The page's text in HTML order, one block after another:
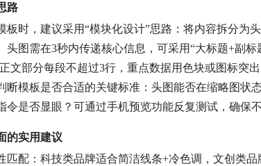
路
板时，建议采用“模块化设计”思路：将内容拆分为
头图需在3秒内传递核心信息，可采用“大标题+副
文部分每段不超过3行，重点数据用色块或图标突
断模板是否合适的关键标准：头图能否在缩略图状
令是否显眼？可通过手机预览功能反复测试，确保
的实用建议
匹配：科技类品牌适合简洁线条+冷色调，文创类品